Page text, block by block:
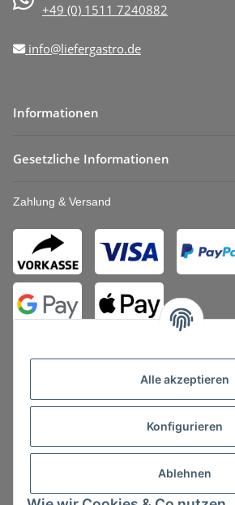
Alle akzeptieren
Konfigurieren
Ablehnen
+49 (0) 1511 7240882
info@liefergastro.de
Informationen
Gesetzliche Informationen
Zahlung & Versand
Vertrag widerrufen